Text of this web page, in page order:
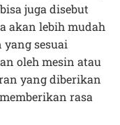
juga disebut
akan lebih mudah
sesuai
oleh mesin atau
yang diberikan
rasa